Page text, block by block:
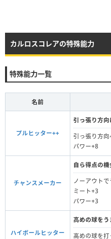
カルロスコレアの特殊能力
特殊能力一覧
名前
プルヒッター++
引っ張り方向
引っ張り方
パワー+8
チャンスメーカー
自ら得点の機
ノーアウト
ミート+3
パワー+3
ハイボールヒッター
高めの球をう
高めの球を